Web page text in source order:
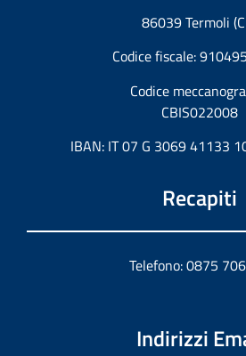
86039 Termoli
Codice fiscale:
Codice
CBIS022008
IBAN: IT 07 G 3069 41133
Recapiti
Telefono: 0875
Indirizzi